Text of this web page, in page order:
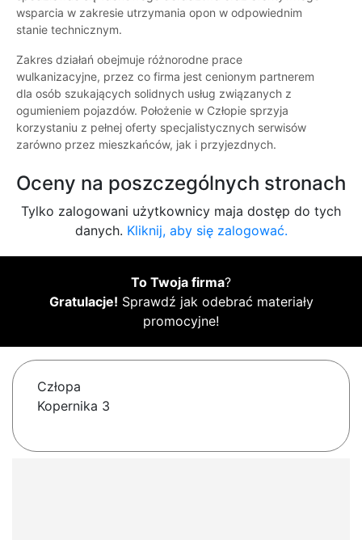
wsparcia w zakresie utrzymania opon w odpowiednim
stanie technicznym.
Zakres działań obejmuje różnorodne prace
wulkanizacyjne, przez co firma jest cenionym partnerem
dla osób szukających solidnych usług związanych z
ogumieniem pojazdów. Położenie w Człopie sprzyja
korzystaniu z pełnej oferty specjalistycznych serwisów
zarówno przez mieszkańców, jak i przyjezdnych.
Oceny na poszczególnych stronach
Tylko zalogowani użytkownicy maja dostęp do tych
danych. Kliknij, aby się zalogować.
To Twoja firma?
Gratulacje! Sprawdź jak odebrać materiały
promocyjne!
Człopa
Kopernika 3